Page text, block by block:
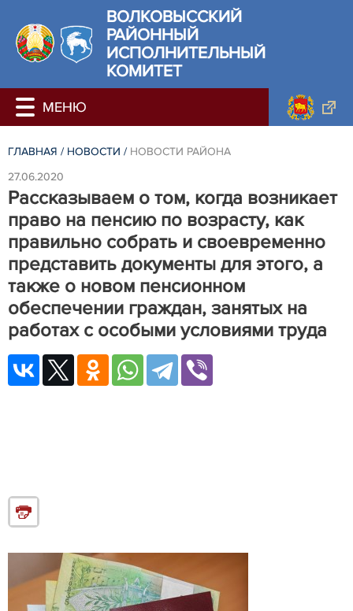
ВОЛКОВЫССКИЙ
РАЙОННЫЙ
ИСПОЛНИТЕЛЬНЫЙ
КОМИТЕТ
ГЛАВНАЯ / НОВОСТИ / НОВОСТИ РАЙОНА
27.06.2020
Рассказываем о том, когда возникает
право на пенсию по возрасту, как
правильно собрать и своевременно
представить документы для этого, а
также о новом пенсионном
обеспечении граждан, занятых на
работах с особыми условиями труда